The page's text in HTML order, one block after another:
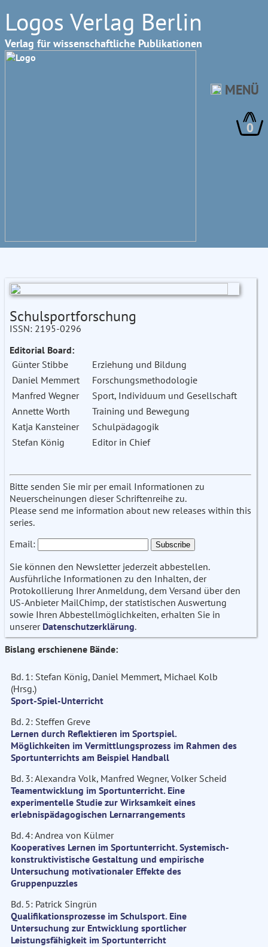
Logos Verlag Berlin
Verlag für wissenschaftliche Publikationen
0
MENÜ
Schulsportforschung
ISSN: 2195-0296
Editorial Board:
Günter Stibbe
Erziehung und Bildung
Daniel Memmert
Forschungsmethodologie
Manfred Wegner
Sport, Individuum und Gesellschaft
Annette Worth
Training und Bewegung
Katja Kansteiner
Schulpädagogik
Stefan König
Editor in Chief
Bitte senden Sie mir per email Informationen zu
Neuerscheinungen dieser Schriftenreihe zu.
Please send me information about new releases within this
series.
Email:
Sie können den Newsletter jederzeit abbestellen.
Ausführliche Informationen zu den Inhalten, der
Protokollierung Ihrer Anmeldung, dem Versand über den
US-Anbieter MailChimp, der statistischen Auswertung
sowie Ihren Abbestellmöglichkeiten, erhalten Sie in
unserer Datenschutzerklärung.
Bislang erschienene Bände:
Bd. 1: Stefan König, Daniel Memmert, Michael Kolb
(Hrsg.)
Sport-Spiel-Unterricht
Bd. 2: Steffen Greve
Lernen durch Reflektieren im Sportspiel.
Möglichkeiten im Vermittlungsprozess im Rahmen des
Sportunterrichts am Beispiel Handball
Bd. 3: Alexandra Volk, Manfred Wegner, Volker Scheid
Teamentwicklung im Sportunterricht. Eine
experimentelle Studie zur Wirksamkeit eines
erlebnispädagogischen Lernarrangements
Bd. 4: Andrea von Külmer
Kooperatives Lernen im Sportunterricht. Systemisch-
konstruktivistische Gestaltung und empirische
Untersuchung motivationaler Effekte des
Gruppenpuzzles
Bd. 5: Patrick Singrün
Qualifikationsprozesse im Schulsport. Eine
Untersuchung zur Entwicklung sportlicher
Leistungsfähigkeit im Sportunterricht